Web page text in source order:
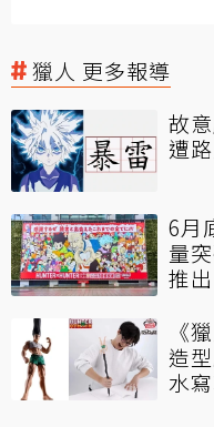
獵人 更多報導
故
遭
6月
量
推出
《
造
水